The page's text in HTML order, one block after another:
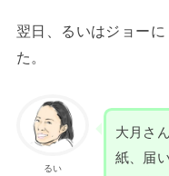
翌日、るいはジョー
た。
るい
大月さ
紙、届